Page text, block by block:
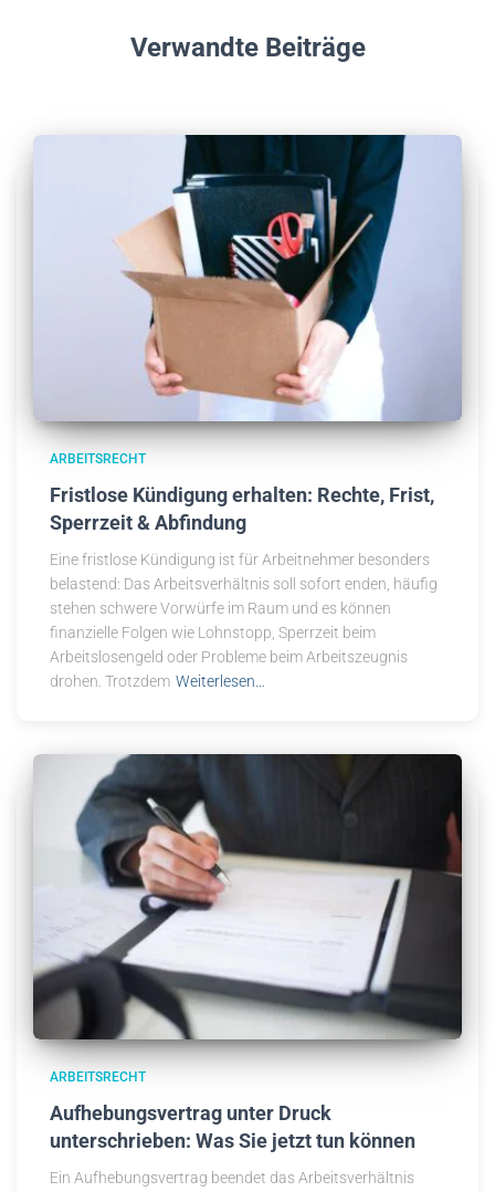
Verwandte Beiträge
ARBEITSRECHT
Fristlose Kündigung erhalten: Rechte, Frist,
Sperrzeit & Abfindung
Eine fristlose Kündigung ist für Arbeitnehmer besonders
belastend: Das Arbeitsverhältnis soll sofort enden, häufig
stehen schwere Vorwürfe im Raum und es können
finanzielle Folgen wie Lohnstopp, Sperrzeit beim
Arbeitslosengeld oder Probleme beim Arbeitszeugnis
drohen. Trotzdem Weiterlesen…
ARBEITSRECHT
Aufhebungsvertrag unter Druck
unterschrieben: Was Sie jetzt tun können
Ein Aufhebungsvertrag beendet das Arbeitsverhältnis